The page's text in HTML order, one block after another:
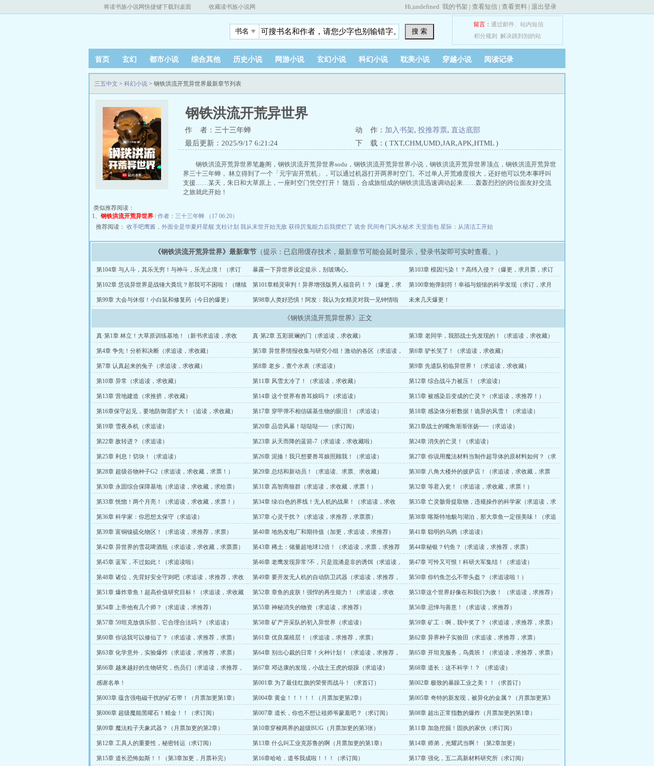
将读书族小说网快捷键下载到桌面 收藏读书族小说网 Hi,undefined 我的书架 | 查看短信 | 查看资料 | 退出登录
书名 搜 索
留言： 通过邮件、 站内短信
积分规则
解决跳到别的站
首页 玄幻 都市小说 综合其他 历史小说 网游小说 玄幻小说 科幻小说 耽美小说 穿越小说 阅读记录
三五中文 > 科幻小说 > 钢铁洪流开荒异世界最新章节列表
钢铁洪流开荒异世界
作 者：三十三年蝉 动 作： 加入书架, 投推荐票, 直达底部
最后更新：2025/9/17 6:21:24
下 载：( TXT,CHM,UMD,JAR,APK,HTML )
钢铁洪流开荒异世界笔趣阁，钢铁洪流开荒异世界sodu，钢铁洪流开荒异世界小说，钢铁洪流开荒异世界顶点，钢铁洪流开荒异世
界三十三年蝉， 林立得到了一个「元宇宙开荒机」，可以通过机器打开两界时空门。不过单人开荒难度很大，还好他可以凭本事呼叫
支援……某天，朱日和大草原上，一座时空门凭空打开！ 随后，合成旅组成的钢铁洪流迅速调动起来……轰轰烈烈的跨位面友好交流
之旅就此开始！
类似推荐阅读：
1、 钢铁洪流开荒异世界 / 作者：三十三年蝉 （17 06:20）
推荐阅读： 收手吧鹰酱，外面全是华夏歼星舰 支柱计划 我从末世开始无敌 获得厉鬼能力后我摆烂了 诡舍 民间奇门风水秘术 天堂面包 星际：从清洁工开始
《钢铁洪流开荒异世界》最新章节 （提示：已启用缓存技术，最新章节可能会延时显示，登录书架即可实时查看。）
第104章 与人斗，其乐无穷！与神斗，乐无止境！（求订
阅）
暴露一下异世界设定提示，别玻璃心。
第103章 模因污染！？高纬入侵？（爆更，求月票，求订
阅）
第102章 恁说异世界是战锤大粪坑？那我可不困啦！（继续
爆更，求月票）
第101章精灵审判！异界增强版男人福音药！？（爆更，求
月票和订阅）
第100章炮弹刻符！幸福与烦恼的科学发现（求订，求月
票）
第99章 大会与休假！小白鼠和修复药（今日的爆更）
第98章人类好恐惧！阿发：我认为女精灵对我一见钟情啦
未来几天爆更！
《钢铁洪流开荒异世界》正文
真·第1章 林立！大草原训练基地！（新书求追读，求收
藏）
真·第2章 五彩斑斓的门（求追读，求收藏） 第3章 老同学，我部战士先发现的！（求追读，求收藏）
第4章 争先！分析和决断（求追读，求收藏）
第5章 异世界情报收集与研究小组！激动的各区（求追读，
求推荐）
第6章 驴长笑了！（求追读，求收藏）
第7章 认真起来的兔子（求追读，求收藏） 第8章 老乡，查个水表（求追读） 第9章 先遣队初临异世界！（求追读，求收藏）
第10章 异常（求追读，求收藏） 第11章 风雪太冷了！（求追读，求收藏） 第12章 综合战斗力被压！（求追读）
第13章 营地建造（求推挤，求收藏） 第14章 这个世界有兽耳娘吗？（求追读） 第15章 被感染后变成的亡灵？（求追读，求推荐！）
第16章保守起见，要地防御需扩大！（追读，求收藏） 第17章 穿甲弹不相信碳基生物的眼泪！（求追读） 第18章 感染体分析数据！诡异的风雪！（求追读）
第19章 雪夜杀机（求追读） 第20章 品尝风暴！哒哒哒~~~（求订阅） 第21章战士的嘴角渐渐张扬~~~（求追读）
第22章 敌转进？（求追读） 第23章 从天而降的蓝箭-7（求追读，求收藏啦） 第24章 消失的亡灵！（求追读）
第25章 利息！切块！（求追读） 第26章 泥揍！我只想要兽耳娘照顾我！（求追读）
第27章 你说用魔法材料当制作超导体的原材料如何？（求
追读）
第28章 超级谷物种子G2（求追读，求收藏，求票！） 第29章 总结和新动员！（求追读、求票、求收藏）
第30章 八角大楼外的披萨店！（求追读，求收藏，求票
票！）
第30章 永固综合保障基地（求追读，求收藏，求给票） 第31章 高智商狼群（求追读，求收藏，求票！） 第32章 等君入瓮！（求追读，求收藏，求票！）
第33章 恍惚！两个月亮！（求追读，求收藏，求票！）
第34章 绿/白色的界线！无人机的战果！（求追读，求收
藏，求票！）
第35章 亡灵骸骨提取物，违规操作的科学家（求追读，求
收藏）
第36章 科学家：你思想太保守（求追读） 第37章 心灵干扰？（求追读，求推荐，求票票）
第38章 喀斯特地貌与湖泊，那大章鱼一定很美味！（求追
读，求票）
第39章 富铜镍硫化物区！（求追读，求推荐，求票） 第40章 地热发电厂和期待值（加更，求追读，求推荐） 第41章 聪明的乌鸦（求追读）
第42章 异世界的雪花啤酒瓶（求追读，求收藏，求票票）
第43章 稀土：储量超地球12倍！（求追读，求票，求推荐
和收藏啦）
第44章秘银？钓鱼？（求追读，求推荐，求票）
第45章 蓝军，不过如此！（求追读啦）
第46章 老鹰发现异常?不，只是混淆是非的诱饵（求追读，
求推荐，求票）
第47章 可怜又可恨！科研大军集结！（求追读）
第48章 诸位，先背好安全守则吧（求追读，求推荐，求收
藏）
第49章 要开发无人机的自动防卫武器（求追读，求推荐，
求收藏）
第50章 你钓鱼怎么不带头盔？（求追读啦！）
第51章 爆炸章鱼！超高价值研究目标！（求追读，求收藏
啦！）
第52章 章鱼的皮肤！强悍的再生能力！（求追读，求收
藏）
第53章这个世界好像在和我们为敌！ （求追读，求推荐）
第54章 上帝他有几个师？（求追读，求推荐） 第55章 神秘消失的物资（求追读，求推荐） 第56章 忌惮与善意！（求追读，求推荐）
第57章 59坦克放俱乐部，它合理合法吗？（求追读） 第58章 矿产开采队的初入异世界（求追读） 第59章 矿工：啊，我中奖了？（求追读，求推荐，求票）
第60章 你说我可以修仙了？（求追读，求推荐，求票） 第61章 优良腐殖层！（求追读，求推荐，求票） 第62章 异界种子实验田（求追读，求推荐，求票）
第63章 化学意外，实验爆炸（求追读，求推荐，求票）
第64章 别出心裁的日常！火种计划！（求追读，求推荐，
求票）
第65章 开坦克服务，鸟粪班！（求追读，求推荐，求票）
第66章 越来越好的生物研究，伤员们（求追读，求推荐，
求票）
第67章 邓达康的发现，小战士王虎的烦躁（求追读） 第68章 道长：这不科学！？ （求追读）
感谢名单！ 第001章 为了最佳红旗的荣誉而战斗！（求首订） 第002章 极致的暴躁工业之美！！（求首订）
第003章 蕴含强电磁干扰的矿石带！（月票加更第1章） 第004章 黄金！！！！！（月票加更第2章）
第005章 奇特的新发现，被异化的金属？（月票加更第3
章）
第006章 超级魔能黑曜石！精金！！（求订阅） 第007章 道长，你也不想让祖师爷蒙羞吧？（求订阅） 第08章 超出正常指数的爆炸（月票加更的第1章）
第09章 魔法粒子天象武器？（月票加更的第2章） 第10章穿梭两界的超级BUG（月票加更的第3张） 第11章 加急挖掘！固执的家伙（求订阅）
第12章 工具人的重要性，秘密转运（求订阅） 第13章 什么叫工业克苏鲁的啊（月票加更的第1章） 第14章 师弟，光耀武当啊！（第2章加更）
第15章 道长恐怖如斯！！（第3章加更，月票补完） 第16章哈哈，道爷我成啦！！！（求订阅） 第17章 强化，五二高新材料研究所（求订阅）